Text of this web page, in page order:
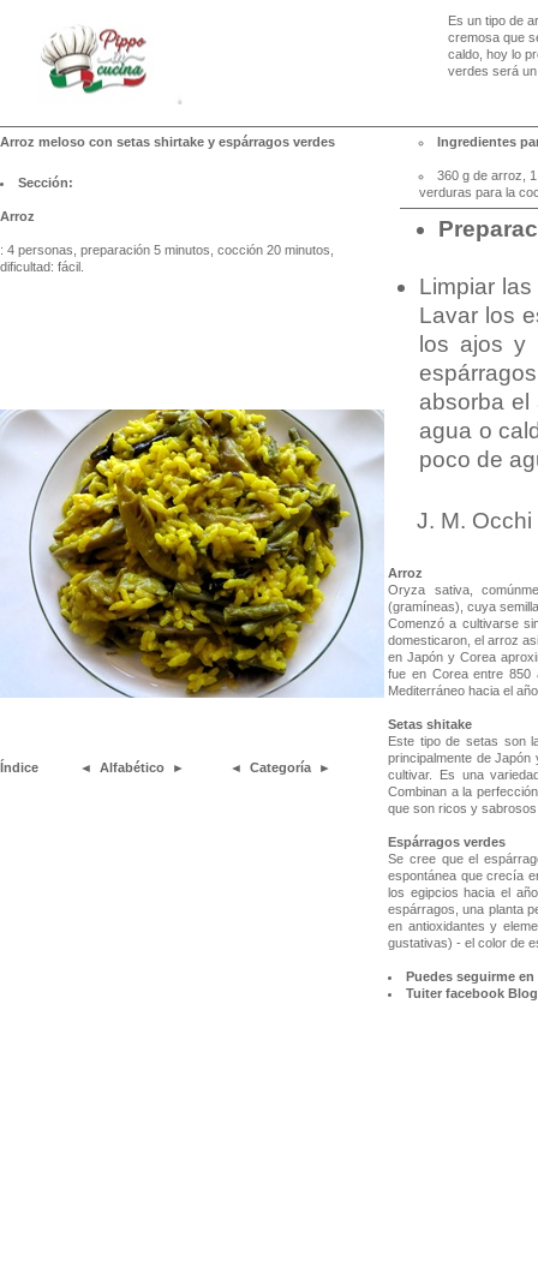
Es un tipo de
cremosa que
caldo, hoy lo
verdes será
Arroz meloso con setas shirtake y espárragos verdes
Sección:
Arroz
: 4 personas, preparación 5 minutos, cocción 20 minutos,
dificultad: fácil.
Índice ◄ Alfabético ► ◄ Categoría ►
Ingredientes
360 g de arroz,
verduras para la
Limpiar
Lavar los
los ajos y
absorba el
agua o
poco de
J. M.
Arroz
Oryza sativa,
(gramíneas), cuya
Comenzó a cultivarse
domesticaron, el arroz
en Japón y Corea
fue en Corea entre
Mediterráneo hacia el
Setas shitake
Este tipo de setas son
principalmente de Japón
cultivar. Es una
Combinan a la
que son ricos y
Espárragos verdes
Se cree que el
espontánea que crecía
los egipcios hacia el
espárragos, una planta
en antioxidantes y
gustativas) - el color de
Puedes seguirme en
Tuiter facebook Blog